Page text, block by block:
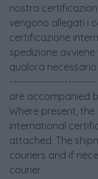
nostra
vengono allegati i
certificazione
spedizione
qualora
are accompanied
Where present,
international
attached. The
couriers and if
courier